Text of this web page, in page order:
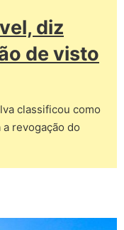
diz
de visto
classificou como
revogação do